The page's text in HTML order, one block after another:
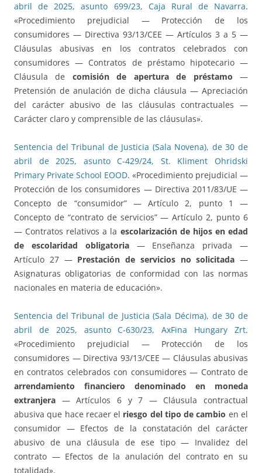
abril de 2025, asunto 699/23, Caja Rural de Navarra.
«Procedimiento prejudicial — Protección de los
consumidores — Directiva 93/13/CEE — Artículos 3 a 5 —
Cláusulas abusivas en los contratos celebrados con
consumidores — Contratos de préstamo hipotecario —
Cláusula de comisión de apertura de préstamo —
Pretensión de anulación de dicha cláusula — Apreciación
del carácter abusivo de las cláusulas contractuales —
Carácter claro y comprensible de las cláusulas».
Sentencia del Tribunal de Justicia (Sala Novena), de 30 de
abril de 2025, asunto C-429/24, St. Kliment Ohridski
Primary Private School EOOD. «Procedimiento prejudicial —
Protección de los consumidores — Directiva 2011/83/UE —
Concepto de “consumidor” — Artículo 2, punto 1 —
Concepto de “contrato de servicios” — Artículo 2, punto 6
— Contratos relativos a la escolarización de hijos en edad
de escolaridad obligatoria— Enseñanza privada —
Artículo 27 — Prestación de servicios no solicitada —
Asignaturas obligatorias de conformidad con las normas
nacionales en materia de educación».
Sentencia del Tribunal de Justicia (Sala Décima), de 30 de
abril de 2025, asunto C-630/23, AxFina Hungary Zrt.
«Procedimiento prejudicial — Protección de los
consumidores — Directiva 93/13/CEE — Cláusulas abusivas
en contratos celebrados con consumidores — Contrato de
arrendamiento financiero denominado en moneda
extranjera — Artículos 6 y 7 — Cláusula contractual
abusiva que hace recaer el riesgo del tipo de cambio en el
consumidor — Efectos de la constatación del carácter
abusivo de una cláusula de ese tipo — Invalidez del
contrato — Efectos de la anulación del contrato en su
totalidad».